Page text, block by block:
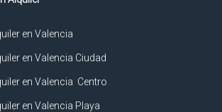
en Valencia
en Valencia Ciudad
en Valencia Centro
en Valencia Playa